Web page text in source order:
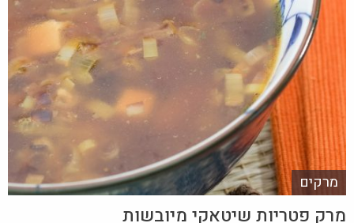
מרקים
מרק פטריות שיטאקי מיובשות